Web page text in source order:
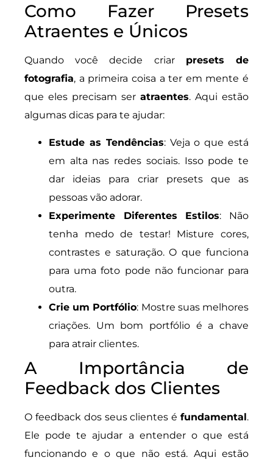
Como Fazer Presets
Atraentes e Únicos
Quando você decide criar presets de
fotografia, a primeira coisa a ter em mente é
que eles precisam ser atraentes. Aqui estão
algumas dicas para te ajudar:
Estude as Tendências: Veja o que está
em alta nas redes sociais. Isso pode te
dar ideias para criar presets que as
pessoas vão adorar.
Experimente Diferentes Estilos: Não
tenha medo de testar! Misture cores,
contrastes e saturação. O que funciona
para uma foto pode não funcionar para
outra.
Crie um Portfólio: Mostre suas melhores
criações. Um bom portfólio é a chave
para atrair clientes.
A Importância de
Feedback dos Clientes
O feedback dos seus clientes é fundamental.
Ele pode te ajudar a entender o que está
funcionando e o que não está. Aqui estão